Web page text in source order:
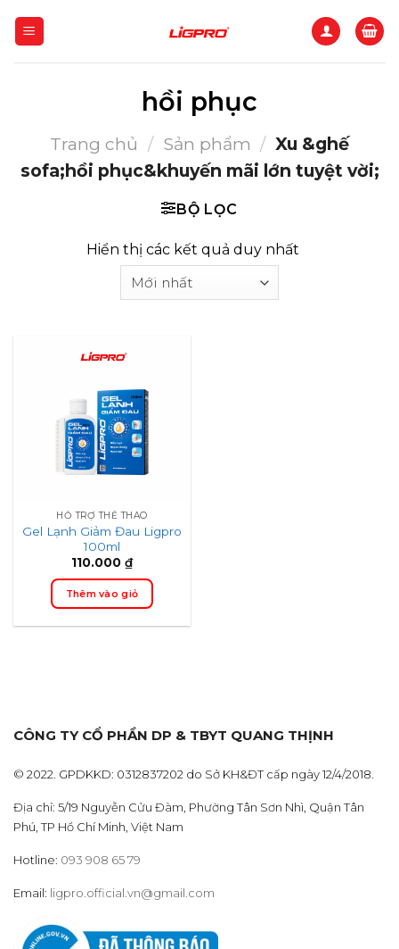
qua
hồi phục
Trang chủ / Sản phẩm / Xu &ghế
sofa;hồi phục&khuyến mãi lớn tuyệt vời;
BỘ LỌC
Hiển thị các kết quả duy nhất
HỖ TRỢ THỂ THAO
Gel Lạnh Giảm Đau Ligpro
100ml
110.000 ₫
Thêm vào giỏ
CÔNG TY CỔ PHẦN DP & TBYT QUANG THỊNH
© 2022. GPDKKD: 0312837202 do Sở KH&ĐT cấp ngày 12/4/2018.
Địa chỉ: 5/19 Nguyễn Cửu Đàm, Phường Tân Sơn Nhì, Quận Tân
Phú, TP Hồ Chí Minh, Việt Nam
Hotline: 093 908 65 79
Email: ligpro.official.vn@gmail.com